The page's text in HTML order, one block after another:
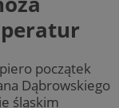
początek
Dąbrowskiego
śląskim